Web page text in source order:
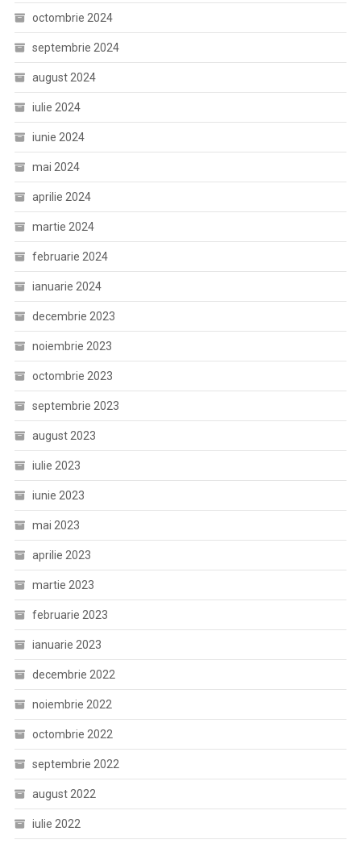
octombrie 2024
septembrie 2024
august 2024
iulie 2024
iunie 2024
mai 2024
aprilie 2024
martie 2024
februarie 2024
ianuarie 2024
decembrie 2023
noiembrie 2023
octombrie 2023
septembrie 2023
august 2023
iulie 2023
iunie 2023
mai 2023
aprilie 2023
martie 2023
februarie 2023
ianuarie 2023
decembrie 2022
noiembrie 2022
octombrie 2022
septembrie 2022
august 2022
iulie 2022